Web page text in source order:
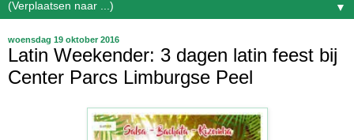
▼
woensdag 19 oktober 2016
Latin Weekender: 3 dagen latin feest bij
Center Parcs Limburgse Peel